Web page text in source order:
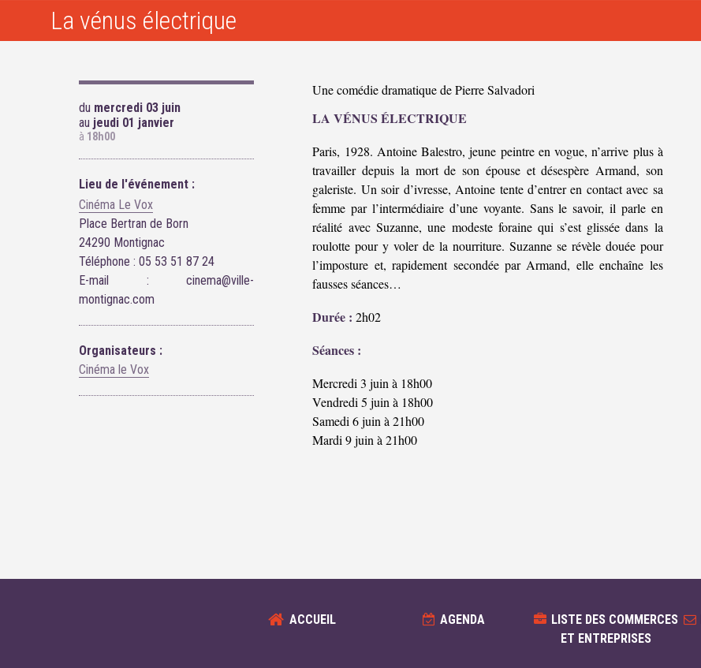
La vénus électrique
du mercredi 03 juin
au jeudi 01 janvier
à 18h00
Lieu de l'événement :
Cinéma Le Vox
Place Bertran de Born
24290 Montignac
Téléphone : 05 53 51 87 24
E-mail : cinema@ville-
montignac.com
Organisateurs :
Cinéma le Vox
Une comédie dramatique de Pierre Salvadori
LA VÉNUS ÉLECTRIQUE
Paris, 1928. Antoine Balestro, jeune peintre en vogue, n’arrive plus à
travailler depuis la mort de son épouse et désespère Armand, son
galeriste. Un soir d’ivresse, Antoine tente d’entrer en contact avec sa
femme par l’intermédiaire d’une voyante. Sans le savoir, il parle en
réalité avec Suzanne, une modeste foraine qui s’est glissée dans la
roulotte pour y voler de la nourriture. Suzanne se révèle douée pour
l’imposture et, rapidement secondée par Armand, elle enchaîne les
fausses séances…
Durée : 2h02
Séances :
Mercredi 3 juin à 18h00
Vendredi 5 juin à 18h00
Samedi 6 juin à 21h00
Mardi 9 juin à 21h00
ACCUEIL AGENDA
LISTE DES COMMERCES
ET ENTREPRISES